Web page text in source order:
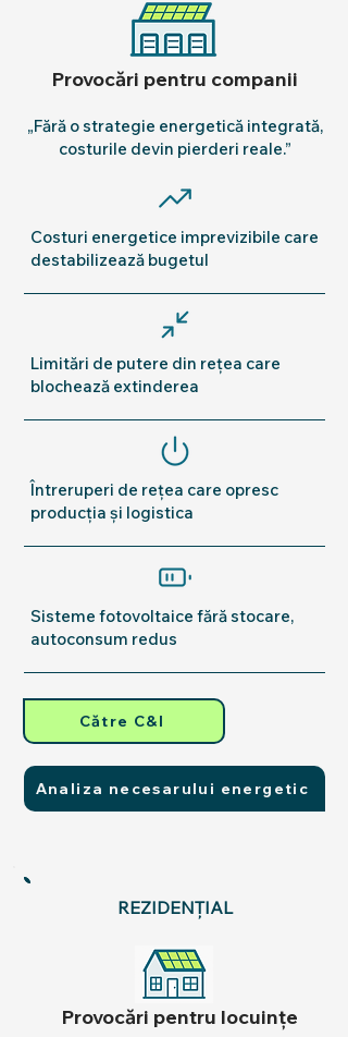
Provocări pentru companii
„Fără o strategie energetică integrată,
costurile devin pierderi reale.”
Costuri energetice imprevizibile care
destabilizează bugetul
Limitări de putere din rețea care
blochează extinderea
Întreruperi de rețea care opresc
producția și logistica
Sisteme fotovoltaice fără stocare,
autoconsum redus
Către C&I
Analiza necesarului energetic
REZIDENȚIAL
Provocări pentru locuințe